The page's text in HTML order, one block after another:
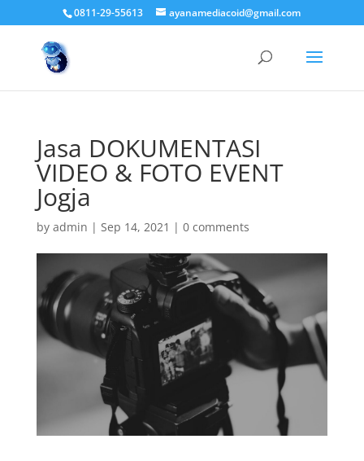
0811-29-55613 ayanamediacoid@gmail.com
Jasa DOKUMENTASI
VIDEO & FOTO EVENT
Jogja
by admin | Sep 14, 2021 | 0 comments